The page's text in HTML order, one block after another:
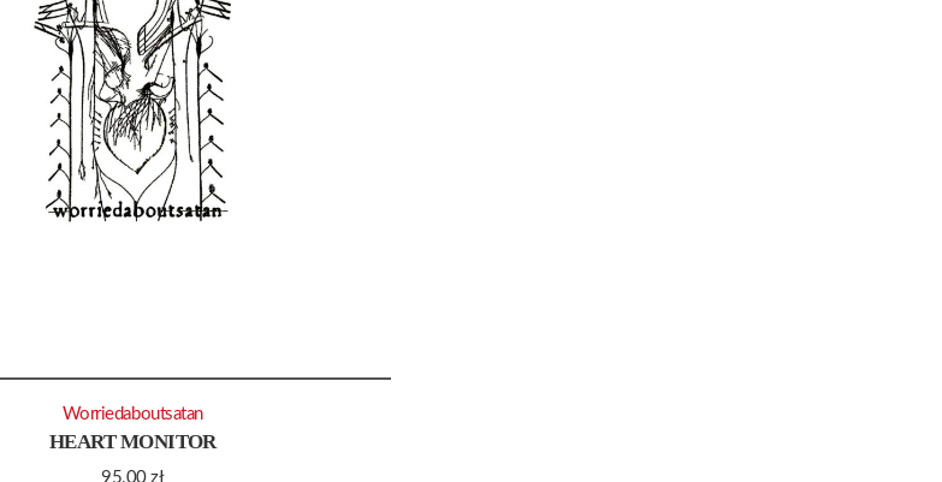
HEART MONITOR
95.00zł
Worriedaboutsatan